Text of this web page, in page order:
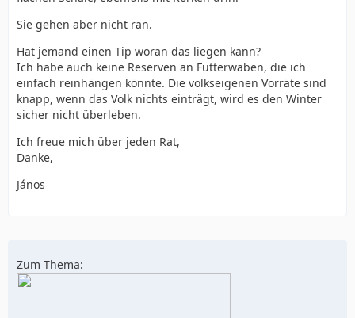
Sie gehen aber nicht ran.
Hat jemand einen Tip woran das liegen kann?
Ich habe auch keine Reserven an Futterwaben, die ich
einfach reinhängen könnte. Die volkseigenen Vorräte sind
knapp, wenn das Volk nichts einträgt, wird es den Winter
sicher nicht überleben.
Ich freue mich über jeden Rat,
Danke,
János
Zum Thema: